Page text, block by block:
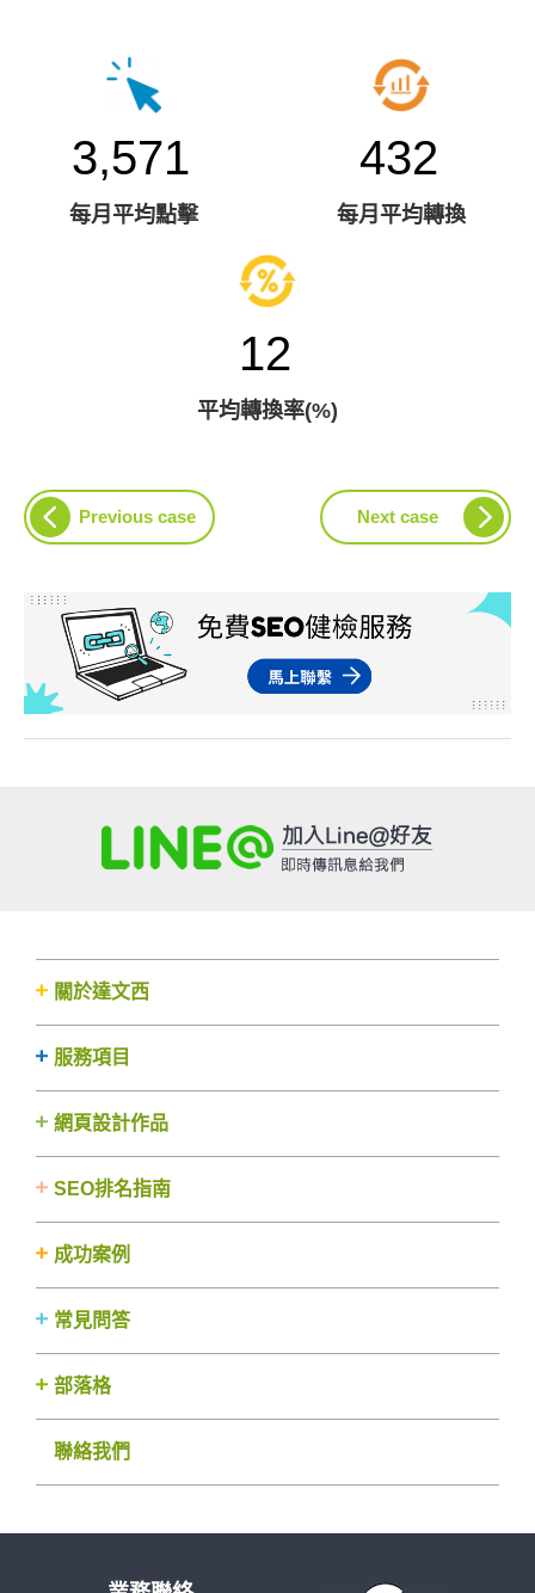
3,571
每月平均點擊
432
每月平均轉換
12
平均轉換率(%)
Previous case Next case
關於達文西
服務項目
網頁設計作品
SEO排名指南
成功案例
常見問答
部落格
聯絡我們